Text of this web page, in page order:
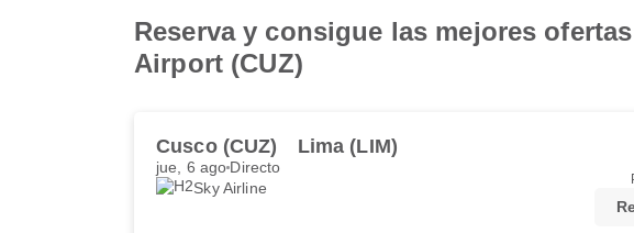
Reserva y consigue las mejores
Airport (CUZ)
Cusco (CUZ) Lima (LIM)
jue, 6 ago Directo
Sky Airline